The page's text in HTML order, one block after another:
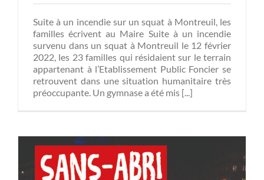
Suite à un incendie sur un squat à Montreuil, les
familles écrivent au Maire Suite à un incendie
survenu dans un squat à Montreuil le 12 février
2022, les 23 familles qui résidaient sur le terrain
appartenant à l’Etablissement Public Foncier se
retrouvent dans une situation humanitaire très
préoccupante. Un gymnase a été mis [...]